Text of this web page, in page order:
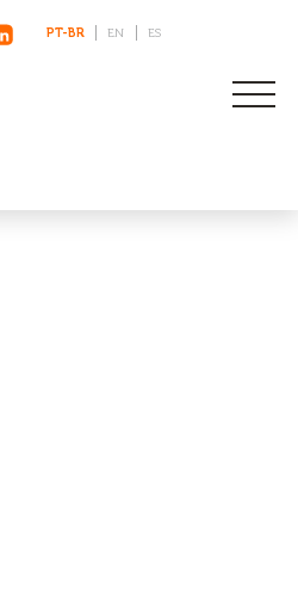
PT-BR EN ES